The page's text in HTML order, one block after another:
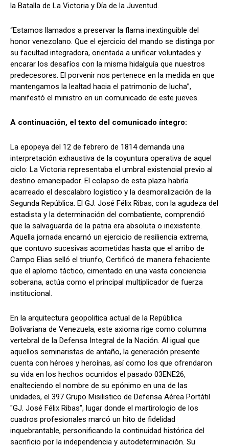
la Batalla de La Victoria y Día de la Juventud.
“Estamos llamados a preservar la flama inextinguible del
honor venezolano. Que el ejercicio del mando se distinga por
su facultad integradora, orientada a unificar voluntades y
encarar los desafíos con la misma hidalguía que nuestros
predecesores. El porvenir nos pertenece en la medida en que
mantengamos la lealtad hacia el patrimonio de lucha”,
manifestó el ministro en un comunicado de este jueves.
A continuación, el texto del comunicado íntegro:
La epopeya del 12 de febrero de 1814 demanda una
interpretación exhaustiva de la coyuntura operativa de aquel
ciclo: La Victoria representaba el umbral existencial previo al
destino emancipador. El colapso de esta plaza habría
acarreado el descalabro logistico y la desmoralización de la
Segunda República. El GJ. José Félix Ribas, con la agudeza del
estadista y la determinación del combatiente, comprendió
que la salvaguarda de la patria era absoluta o inexistente.
Aquella jornada encarnó un ejercicio de resiliencia extrema,
que contuvo sucesivas acometidas hasta que el arribo de
Campo Elias selló el triunfo, Certificó de manera fehaciente
que el aplomo táctico, cimentado en una vasta conciencia
soberana, actúa como el principal multiplicador de fuerza
institucional.
En la arquitectura geopolitica actual de la República
Bolivariana de Venezuela, este axioma rige como columna
vertebral de la Defensa Integral de la Nación. Al igual que
aquellos seminaristas de antaño, la generación presente
cuenta con héroes y heroínas, así como los que ofrendaron
su vida en los hechos ocurridos el pasado 03ENE26,
enalteciendo el nombre de su epónimo en una de las
unidades, el 397 Grupo Misilistico de Defensa Aérea Portátil
"GJ. José Félix Ribas", lugar donde el martirologio de los
cuadros profesionales marcó un hito de fidelidad
inquebrantable, personificando la continuidad histórica del
sacrificio por la independencia y autodeterminación. Su